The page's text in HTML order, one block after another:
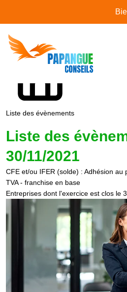
L'actualité du
Liste des évènements
Liste des
30/11/2021
CFE et/ou IFER (solde) : Adhésion au
TVA - franchise en base
Entreprises dont l'exercice est clos le